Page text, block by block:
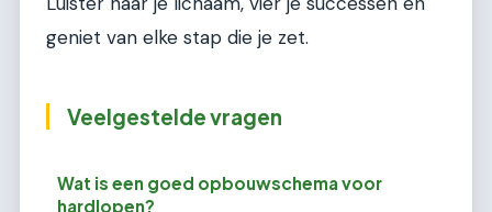
geniet van elke stap die je zet.
Veelgestelde vragen
Wat is een goed opbouwschema voor
hardlopen?